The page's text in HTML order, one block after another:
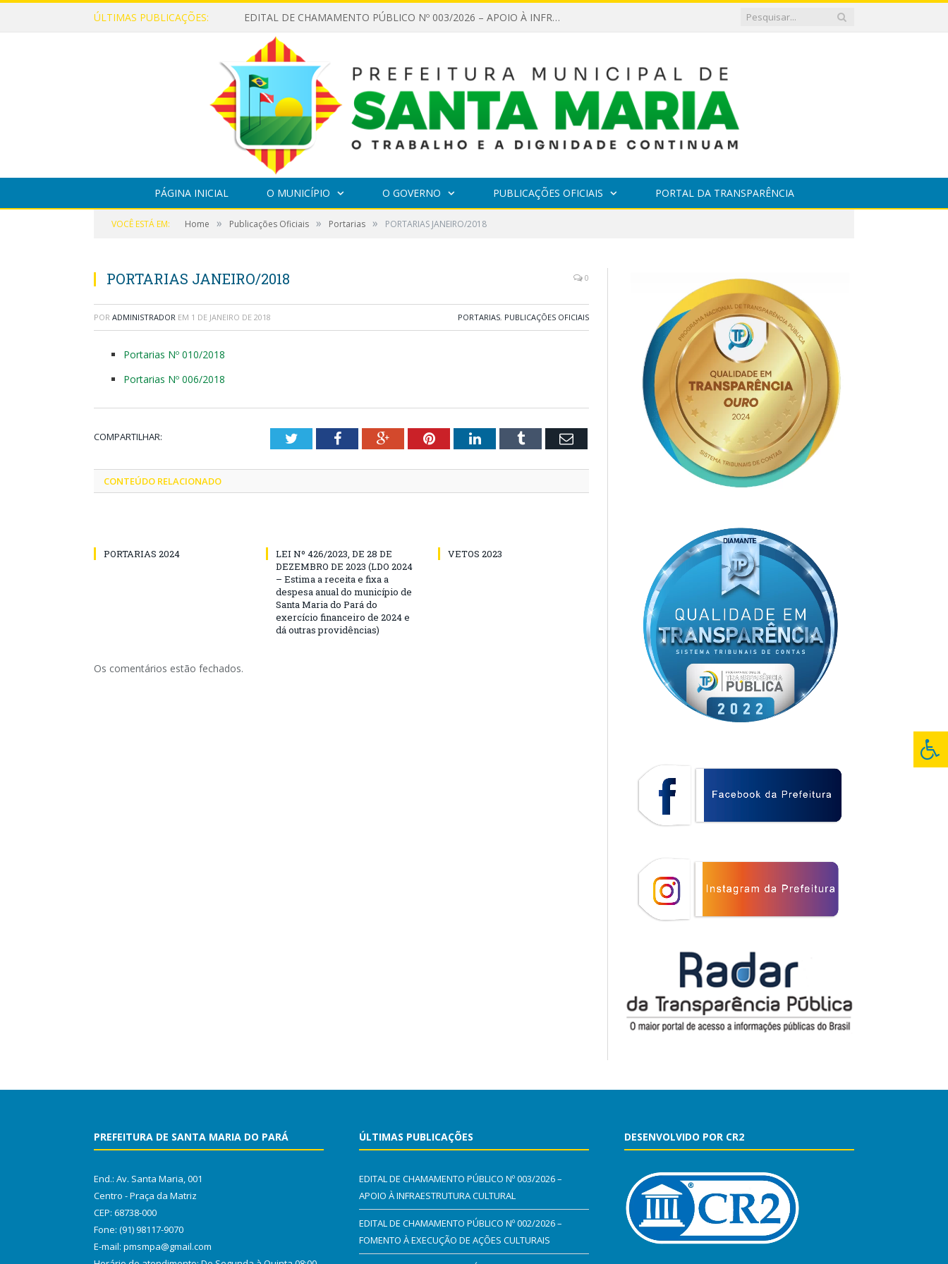
ÚLTIMAS PUBLICAÇÕES: EDITAL DE CHAMAMENTO PÚBLICO Nº 003/2026 – APOIO À INFRAESTRUTURA CULTURAL
PÁGINA INICIAL O MUNICÍPIO O GOVERNO PUBLICAÇÕES OFICIAIS PORTAL DA TRANSPARÊNCIA
VOCÊ ESTÁ EM: Home » Publicações Oficiais » Portarias » PORTARIAS JANEIRO/2018
PORTARIAS JANEIRO/2018 0
POR ADMINISTRADOR EM 1 DE JANEIRO DE 2018 PORTARIAS, PUBLICAÇÕES OFICIAIS
Portarias Nº 010/2018
Portarias Nº 006/2018
COMPARTILHAR: TwitterFacebookGoogle+PinterestLinkedInTumblr Email
CONTEÚDO RELACIONADO
PORTARIAS 2024
LEI Nº 426/2023, DE 28 DE
DEZEMBRO DE 2023 (LDO 2024
– Estima a receita e fixa a
despesa anual do município de
Santa Maria do Pará do
exercício financeiro de 2024 e
dá outras providências)
VETOS 2023
Os comentários estão fechados.
PREFEITURA DE SANTA MARIA DO PARÁ
End.: Av. Santa Maria, 001
Centro - Praça da Matriz
CEP: 68738-000
Fone: (91) 98117-9070
E-mail: pmsmpa@gmail.com
ÚLTIMAS PUBLICAÇÕES
EDITAL DE CHAMAMENTO PÚBLICO Nº 003/2026 –
APOIO À INFRAESTRUTURA CULTURAL
EDITAL DE CHAMAMENTO PÚBLICO Nº 002/2026 –
FOMENTO À EXECUÇÃO DE AÇÕES CULTURAIS
DESENVOLVIDO POR CR2